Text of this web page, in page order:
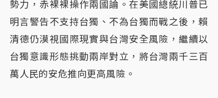
勢力，赤裸裸操作兩國論。在美國總統川普已
明言警告不支持台獨、不為台獨而戰之後，賴
清德仍漠視國際現實與台灣安全風險，繼續以
台獨意識形態挑動兩岸對立，將台灣兩千三百
萬人民的安危推向更高風險。